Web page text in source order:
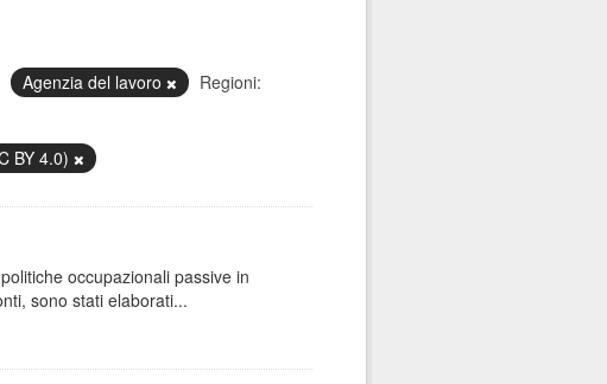
Agenzia del lavoro
Regioni:
BY 4.0)
occupazionali passive in
sono stati elaborati...